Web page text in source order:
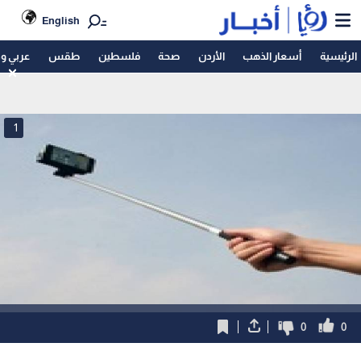
English
الرئيسية أسعار الذهب الأردن صحة فلسطين طقس عربي
1
0
0